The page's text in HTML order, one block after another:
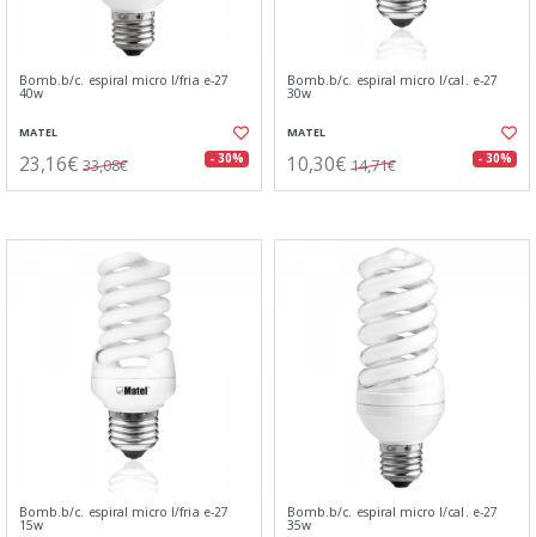
Bomb.b/c. espiral micro l/fria e-27
40w
MATEL
23,16€ 33,08€ - 30%
Bomb.b/c. espiral micro l/cal. e-27
30w
MATEL
10,30€ 14,71€ - 30%
Bomb.b/c. espiral micro l/fria e-27
15w
Bomb.b/c. espiral micro l/cal. e-27
35w